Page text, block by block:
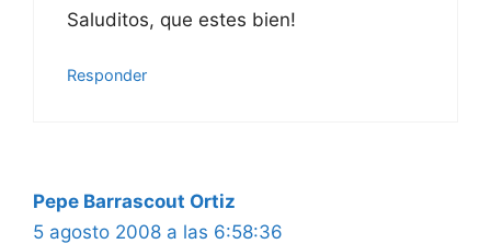
Saluditos, que estes bien!
Responder
Pepe Barrascout Ortiz
5 agosto 2008 a las 6:58:36